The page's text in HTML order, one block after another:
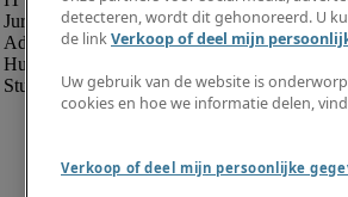
Juridisch
Administratie en office support
Human resources
Student
detecteren, wordt dit gehonoreerd. U
de linkVerkoop of deel mijn
Uw gebruik van de website is
cookies en hoe we informatie delen,
Verkoop of deel mijn persoonlijke